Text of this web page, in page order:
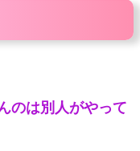
のは別人がやって